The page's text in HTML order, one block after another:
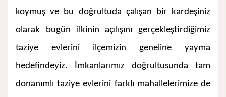
koymuş ve bu doğrultuda çalışan bir kardeşiniz
olarak bugün ilkinin açılışını gerçekleştirdiğimiz
taziye evlerini ilçemizin geneline yayma
hedefindeyiz. İmkanlarımız doğrultusunda tam
donanımlı taziye evlerini farklı mahallelerimize de